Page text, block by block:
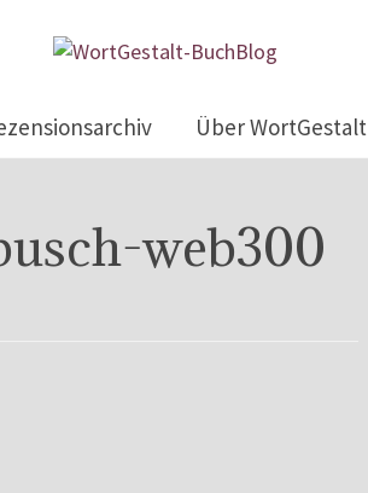
Über WortGestalt
web300